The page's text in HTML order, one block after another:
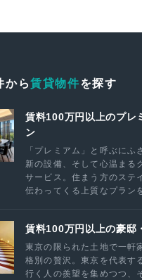
から賃貸物件を探す
賃料100万円以上のプレ
ン
「プレミアム」と呼ぶにふ
新の設備、そして心温まる
サービス。住まう方のステ
伝わってくる上質なプラン
賃料100万円以上の豪邸
東京の限られた土地で一軒
格別の贅沢。東京を代表す
行く人の羨望を集めつつ、